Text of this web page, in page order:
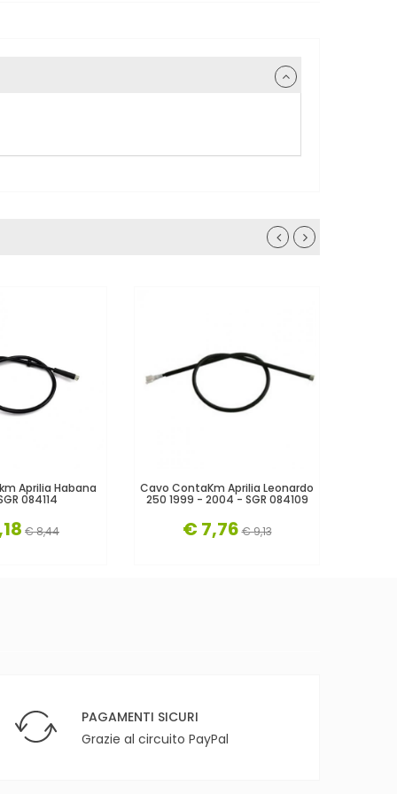
Aprilia Habana
084114
€ 8,44
Cavo ContaKm Aprilia Leonardo
250 1999 - 2004 - SGR 084109
€ 7,76 € 9,13
PAGAMENTI SICURI
Grazie al circuito PayPal